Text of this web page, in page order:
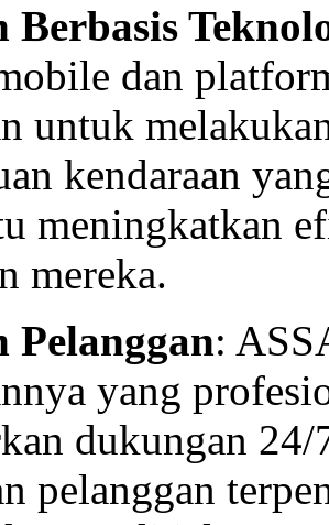
Berbasis
dan
untuk
kendaraan
meningkatkan
mereka.
Pelanggan:
yang
dukungan
pelanggan